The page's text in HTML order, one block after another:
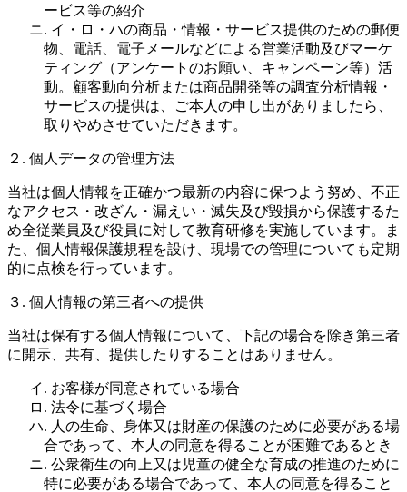
ービス等の紹介
ニ. イ・ロ・ハの商品・情報・サービス提供のための郵便
物、電話、電子メールなどによる営業活動及びマーケ
ティング（アンケートのお願い、キャンペーン等）活
動。顧客動向分析または商品開発等の調査分析情報・
サービスの提供は、ご本人の申し出がありましたら、
取りやめさせていただきます。
２. 個人データの管理方法
当社は個人情報を正確かつ最新の内容に保つよう努め、不正
なアクセス・改ざん・漏えい・滅失及び毀損から保護するた
め全従業員及び役員に対して教育研修を実施しています。ま
た、個人情報保護規程を設け、現場での管理についても定期
的に点検を行っています。
３. 個人情報の第三者への提供
当社は保有する個人情報について、下記の場合を除き第三者
に開示、共有、提供したりすることはありません。
イ. お客様が同意されている場合
ロ. 法令に基づく場合
ハ. 人の生命、身体又は財産の保護のために必要がある場
合であって、本人の同意を得ることが困難であるとき
ニ. 公衆衛生の向上又は児童の健全な育成の推進のために
特に必要がある場合であって、本人の同意を得ること